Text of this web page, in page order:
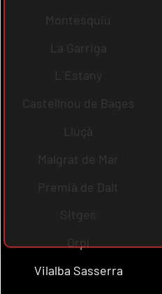
Montesquiu
La Garriga
L´Estany
Castellnou de Bages
Lluçà
Malgrat de Mar
Premià de Dalt
Sitges
Orpí
Vilalba Sasserra